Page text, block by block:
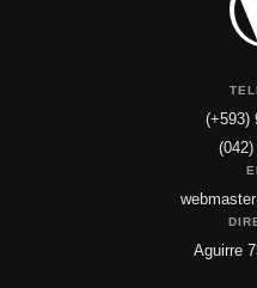
(+593)
Aguirre